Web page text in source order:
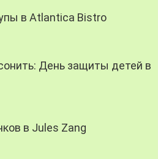
в Atlantica Bistro
День защиты детей в
в Jules Zang